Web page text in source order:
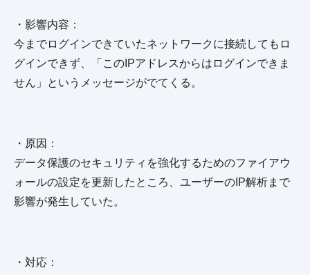
・影響内容：
今までログインできていたネットワークに接続してもロ
グインできず、「このIPアドレスからはログインできま
せん」というメッセージがでてくる。
・原因：
データ保護のセキュリティを強化するためのファイアウ
ォールの設定を更新したところ、ユーザーのIP解析まで
影響が発生していた。
・対応：